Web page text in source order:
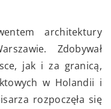
architektury
Zdobywał
jak i za granicą,
w Holandii i
rozpoczęła się